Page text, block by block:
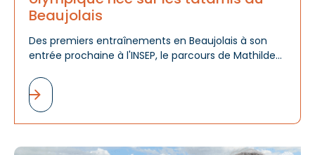
Beaujolais
Des premiers entraînements en Beaujolais à son
entrée prochaine à l'INSEP, le parcours de Mathilde
celui d'un talent révélé, accompagné et encouragé
par tout un territoire.